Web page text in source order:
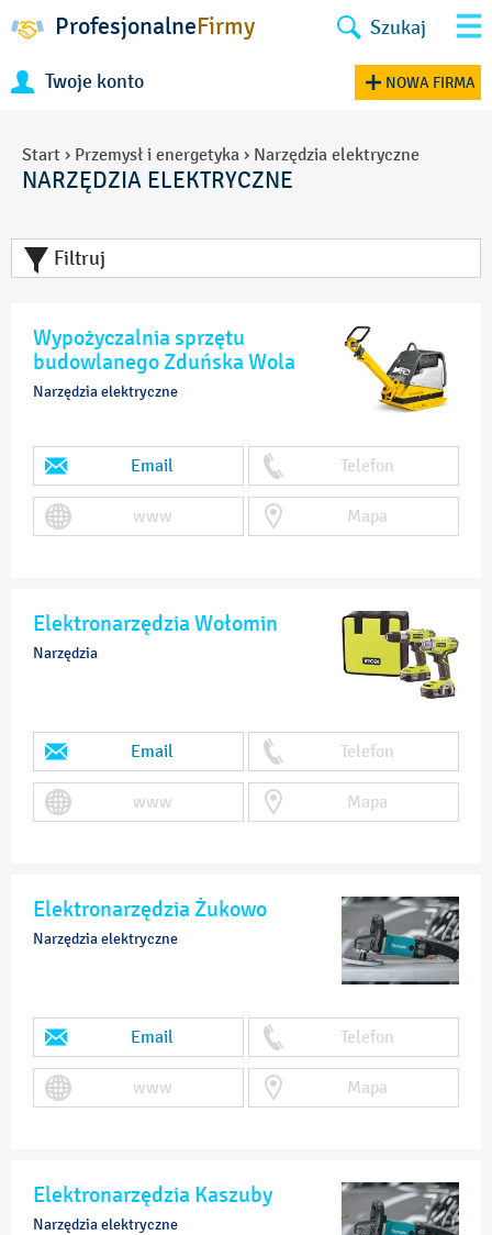
ProfesjonalneFirmy Szukaj
Twoje konto NOWA FIRMA
Start › Przemysł i energetyka › Narzędzia elektryczne
NARZĘDZIA ELEKTRYCZNE
Filtruj
Wypożyczalnia sprzętu
budowlanego Zduńska Wola
Narzędzia elektryczne
Email Telefon
www Mapa
Elektronarzędzia Wołomin
Narzędzia
Email Telefon
www Mapa
Elektronarzędzia Żukowo
Narzędzia elektryczne
Email Telefon
www Mapa
Elektronarzędzia Kaszuby
Narzędzia elektryczne